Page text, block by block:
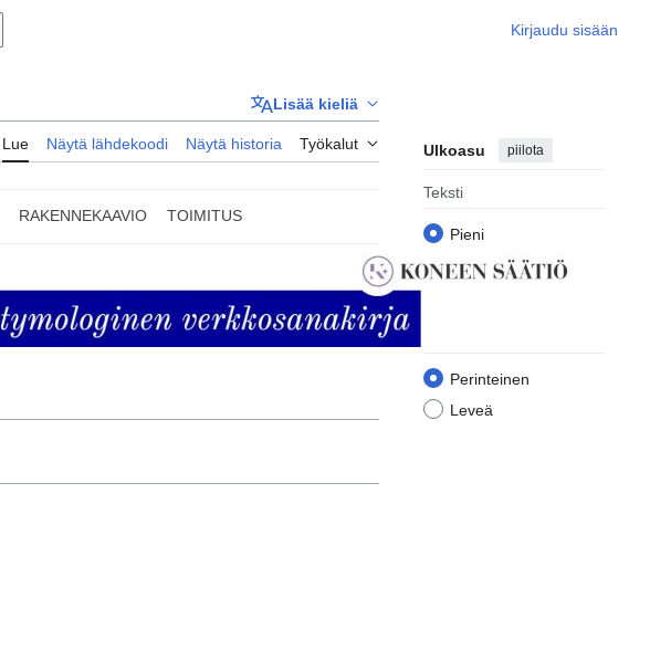
Kirjaudu sisään
Lisää kieliä
Lue Näytä lähdekoodi Näytä historia Työkalut Ulkoasu piilota
Teksti
Pieni
Perinteinen
Perinteinen
Leveä
RAKENNEKAAVIO TOIMITUS